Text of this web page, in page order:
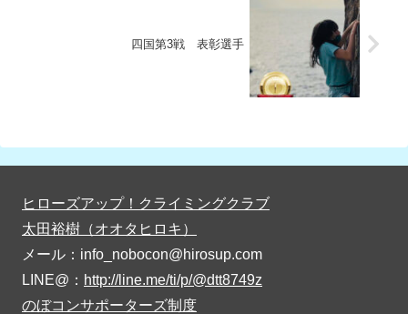
四国第3戦 表彰選手
ヒローズアップ！クライミングクラブ
太田裕樹（オオタヒロキ）
メール：info_nobocon@hirosup.com
LINE@： http://line.me/ti/p/@dtt8749z
のぼコンサポーターズ制度